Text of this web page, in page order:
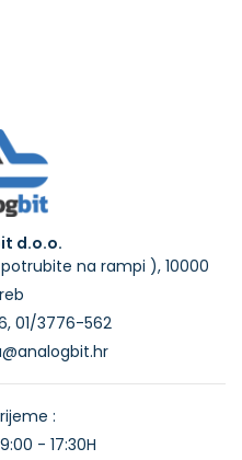
d.o.o.
na rampi ), 10000
01/3776-562
:
9:00 - 17:30H